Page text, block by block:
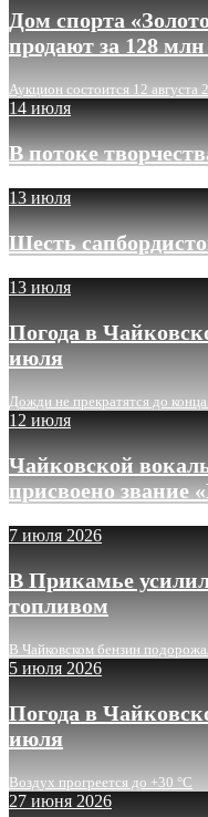
Дом спорта
продают за 128
Аукцион состоится 12 августа
14 июля
В потоке
13 июля
Шесть
13 июля
Погода в
июля
Дожди не прекратятся до
12 июля
Чайковской
присвоено звание
7 июля 2026
В Прикамье
топливом
В Чайковском бензин
5 июля 2026
Погода в
июля
Воздух прогреется до +30 °C
27 июня 2026